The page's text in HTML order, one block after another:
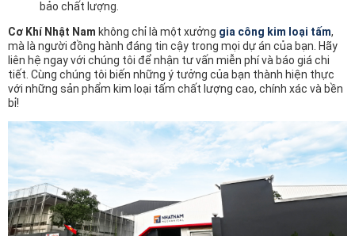
bảo chất lượng.
Cơ Khí Nhật Nam không chỉ là một xưởng gia công kim loại tấm,
mà là người đồng hành đáng tin cậy trong mọi dự án của bạn. Hãy
liên hệ ngay với chúng tôi để nhận tư vấn miễn phí và báo giá chi
tiết. Cùng chúng tôi biến những ý tưởng của bạn thành hiện thực
với những sản phẩm kim loại tấm chất lượng cao, chính xác và bền
bỉ!